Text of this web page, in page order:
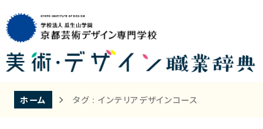
ホーム タグ : インテリアデザインコース